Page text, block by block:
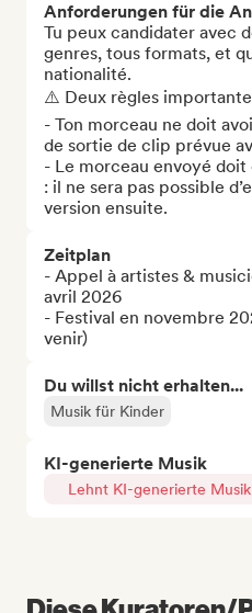
Anforderungen für die
Tu peux candidater avec
genres, tous formats, et
nationalité.
⚠️ Deux règles
- Ton morceau ne doit
de sortie de clip prévue
- Le morceau envoyé
: il ne sera pas possible
version ensuite.
Zeitplan
- Appel à artistes &
avril 2026
- Festival en novembre
venir)
Du willst nicht erhalten...
Musik für Kinder
KI-generierte Musik
Lehnt KI-generierte